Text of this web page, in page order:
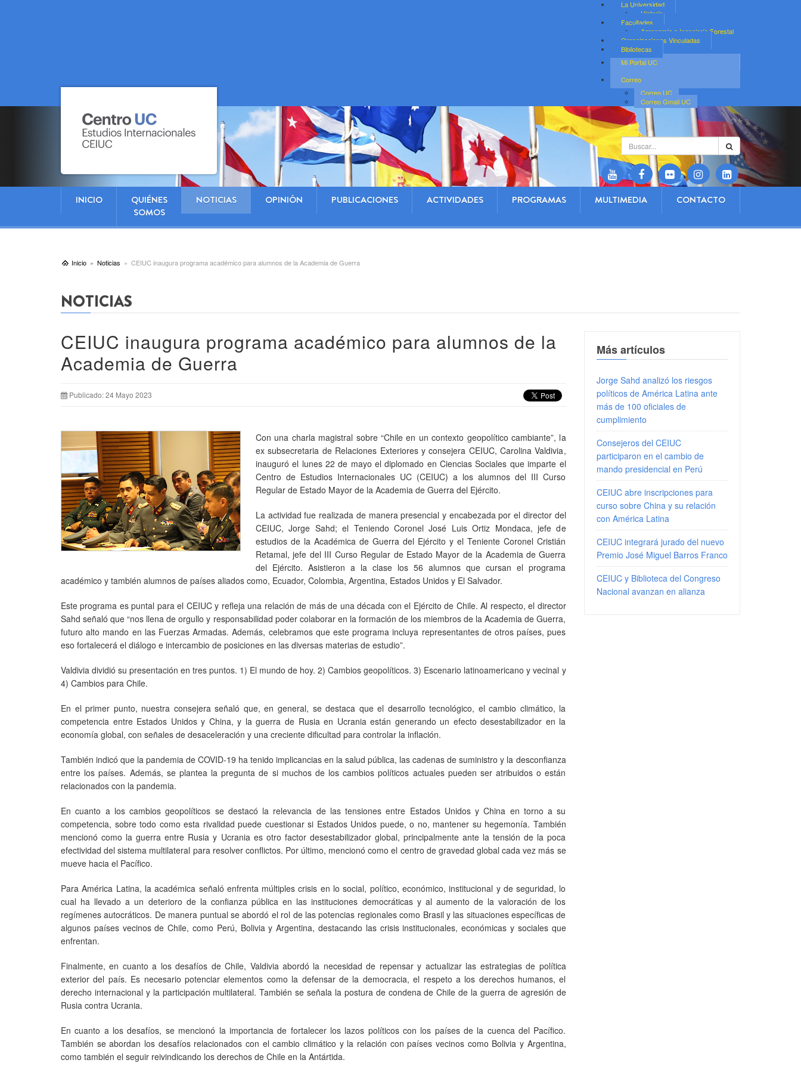
La Universidad
Historia
Facultades
Agronomía e Ingeniería Forestal
Organizaciones Vinculadas
Bibliotecas
Mi Portal UC
Correo
Correo UC
Correo Gmail UC
Buscar...
INICIO
QUIÉNES
SOMOS
NOTICIAS OPINIÓN PUBLICACIONES ACTIVIDADES PROGRAMAS MULTIMEDIA CONTACTO
Inicio Noticias CEIUC inaugura programa académico para alumnos de la Academia de Guerra
NOTICIAS
CEIUC inaugura programa académico para alumnos de la
Academia de Guerra
Publicado: 24 Mayo 2023
Con una charla magistral sobre “Chile en un contexto geopolítico cambiante”, la
ex subsecretaria de Relaciones Exteriores y consejera CEIUC, Carolina Valdivia,
inauguró el lunes 22 de mayo el diplomado en Ciencias Sociales que imparte el
Centro de Estudios Internacionales UC (CEIUC) a los alumnos del III Curso
Regular de Estado Mayor de la Academia de Guerra del Ejército.
La actividad fue realizada de manera presencial y encabezada por el director del
CEIUC, Jorge Sahd; el Teniendo Coronel José Luis Ortiz Mondaca, jefe de
estudios de la Académica de Guerra del Ejército y el Teniente Coronel Cristián
Retamal, jefe del III Curso Regular de Estado Mayor de la Academia de Guerra
del Ejército. Asistieron a la clase los 56 alumnos que cursan el programa
académico y también alumnos de países aliados como, Ecuador, Colombia, Argentina, Estados Unidos y El Salvador.
Este programa es puntal para el CEIUC y refleja una relación de más de una década con el Ejército de Chile. Al respecto, el director
Sahd señaló que “nos llena de orgullo y responsabilidad poder colaborar en la formación de los miembros de la Academia de Guerra,
futuro alto mando en las Fuerzas Armadas. Además, celebramos que este programa incluya representantes de otros países, pues
eso fortalecerá el diálogo e intercambio de posiciones en las diversas materias de estudio”.
Valdivia dividió su presentación en tres puntos. 1) El mundo de hoy. 2) Cambios geopolíticos. 3) Escenario latinoamericano y vecinal y
4) Cambios para Chile.
En el primer punto, nuestra consejera señaló que, en general, se destaca que el desarrollo tecnológico, el cambio climático, la
competencia entre Estados Unidos y China, y la guerra de Rusia en Ucrania están generando un efecto desestabilizador en la
economía global, con señales de desaceleración y una creciente dificultad para controlar la inflación.
También indicó que la pandemia de COVID-19 ha tenido implicancias en la salud pública, las cadenas de suministro y la desconfianza
entre los países. Además, se plantea la pregunta de si muchos de los cambios políticos actuales pueden ser atribuidos o están
relacionados con la pandemia.
En cuanto a los cambios geopolíticos se destacó la relevancia de las tensiones entre Estados Unidos y China en torno a su
competencia, sobre todo como esta rivalidad puede cuestionar si Estados Unidos puede, o no, mantener su hegemonía. También
mencionó como la guerra entre Rusia y Ucrania es otro factor desestabilizador global, principalmente ante la tensión de la poca
efectividad del sistema multilateral para resolver conflictos. Por último, mencionó como el centro de gravedad global cada vez más se
mueve hacia el Pacífico.
Para América Latina, la académica señaló enfrenta múltiples crisis en lo social, político, económico, institucional y de seguridad, lo
cual ha llevado a un deterioro de la confianza pública en las instituciones democráticas y al aumento de la valoración de los
regímenes autocráticos. De manera puntual se abordó el rol de las potencias regionales como Brasil y las situaciones específicas de
algunos países vecinos de Chile, como Perú, Bolivia y Argentina, destacando las crisis institucionales, económicas y sociales que
enfrentan.
Finalmente, en cuanto a los desafíos de Chile, Valdivia abordó la necesidad de repensar y actualizar las estrategias de política
exterior del país. Es necesario potenciar elementos como la defensar de la democracia, el respeto a los derechos humanos, el
derecho internacional y la participación multilateral. También se señala la postura de condena de Chile de la guerra de agresión de
Rusia contra Ucrania.
En cuanto a los desafíos, se mencionó la importancia de fortalecer los lazos políticos con los países de la cuenca del Pacífico.
También se abordan los desafíos relacionados con el cambio climático y la relación con países vecinos como Bolivia y Argentina,
como también el seguir reivindicando los derechos de Chile en la Antártida.
Más artículos
Jorge Sahd analizó los riesgos
políticos de América Latina ante
más de 100 oficiales de
cumplimiento
Consejeros del CEIUC
participaron en el cambio de
mando presidencial en Perú
CEIUC abre inscripciones para
curso sobre China y su relación
con América Latina
CEIUC integrará jurado del nuevo
Premio José Miguel Barros Franco
CEIUC y Biblioteca del Congreso
Nacional avanzan en alianza